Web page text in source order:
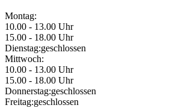
Montag:
10.00 - 13.00 Uhr
15.00 - 18.00 Uhr
Dienstag:geschlossen
Mittwoch:
10.00 - 13.00 Uhr
15.00 - 18.00 Uhr
Donnerstag:geschlossen
Freitag:geschlossen